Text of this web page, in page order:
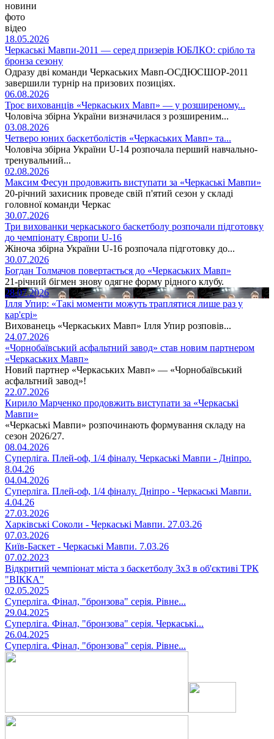
новини
фото
відео
18.05.2026
Черкаські Мавпи-2011 — серед призерів ЮБЛКО: срібло та
бронза сезону
Одразу дві команди Черкаських Мавп-ОСДЮСШОР-2011
завершили турнір на призових позиціях.
06.08.2026
Троє вихованців «Черкаських Мавп» — у розширеному...
Чоловіча збірна України визначилася з розширеним...
03.08.2026
Четверо юних баскетболістів «Черкаських Мавп» та...
Чоловіча збірна України U-14 розпочала перший навчально-
тренувальний...
02.08.2026
Максим Фесун продовжить виступати за «Черкаські Мавпи»
20-річний захисник проведе свій п'ятий сезон у складі
головної команди Черкас
30.07.2026
Три вихованки черкаського баскетболу розпочали підготовку
до чемпіонату Європи U-16
Жіноча збірна України U-16 розпочала підготовку до...
30.07.2026
Богдан Толмачов повертається до «Черкаських Мавп»
21-річний бігмен знову одягне форму рідного клубу.
28.07.2026
Ілля Упир: «Такі моменти можуть траплятися лише раз у
кар'єрі»
Вихованець «Черкаських Мавп» Ілля Упир розповів...
24.07.2026
«Чорнобаївський асфальтний завод» став новим партнером
«Черкаських Мавп»
Новий партнер «Черкаських Мавп» — «Чорнобаївський
асфальтний завод»!
22.07.2026
Кирило Марченко продовжить виступати за «Черкаські
Мавпи»
«Черкаські Мавпи» розпочинають формування складу на
сезон 2026/27.
08.04.2026
Суперліга. Плей-оф, 1/4 фіналу. Черкаські Мавпи - Дніпро.
8.04.26
04.04.2026
Суперліга. Плей-оф, 1/4 фіналу. Дніпро - Черкаські Мавпи.
4.04.26
27.03.2026
Харківські Соколи - Черкаські Мавпи. 27.03.26
07.03.2026
Київ-Баскет - Черкаські Мавпи. 7.03.26
07.02.2023
Відкритий чемпіонат міста з баскетболу 3х3 в об'єктиві ТРК
"ВІККА"
02.05.2025
Суперліга. Фінал, "бронзова" серія. Рівне...
29.04.2025
Суперліга. Фінал, "бронзова" серія. Черкаські...
26.04.2025
Суперліга. Фінал, "бронзова" серія. Рівне...